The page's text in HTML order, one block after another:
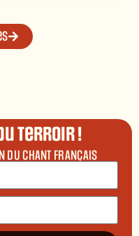
terroir !
DU CHANT FRANÇAIS